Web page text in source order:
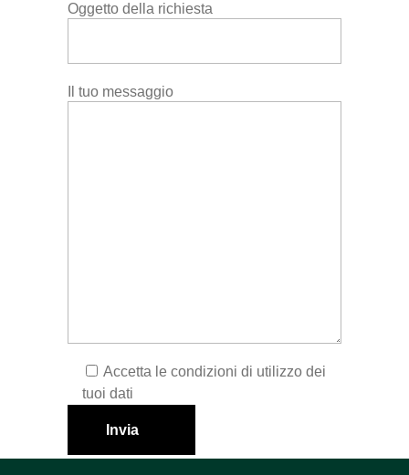
Oggetto della richiesta
Il tuo messaggio
Accetta le condizioni di utilizzo dei
tuoi dati
Invia